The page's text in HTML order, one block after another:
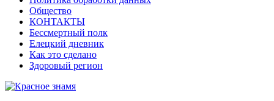
Общество
КОНТАКТЫ
Бессмертный полк
Елецкий дневник
Как это сделано
Здоровый регион